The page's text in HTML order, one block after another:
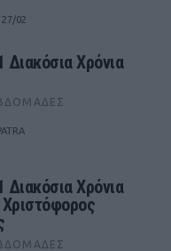
02
Διακόσια Χρόνια
Διακόσια Χρόνια
Χριστόφορος